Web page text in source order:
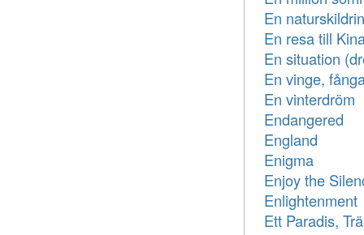
En
En resa till
En situation
En vinge,
En vinterdröm
Endangered
England
Enigma
Enjoy the
Enlightenment
Ett Paradis,